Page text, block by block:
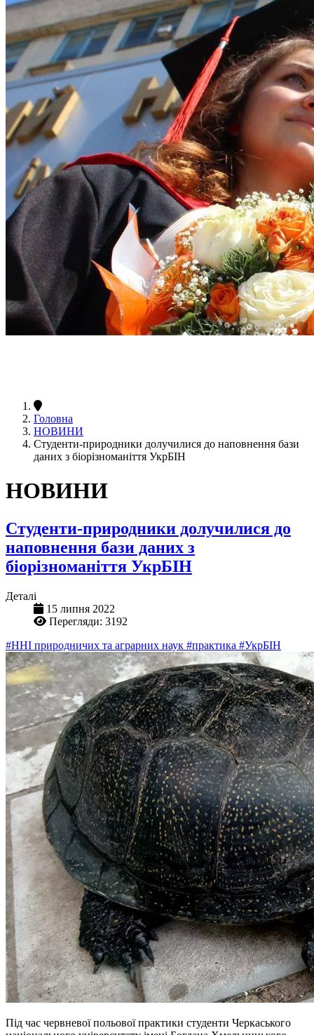
Головна
НОВИНИ
Студенти-природники долучилися до наповнення бази
даних з біорізноманіття УкрБІН
НОВИНИ
Студенти-природники долучилися до
наповнення бази даних з
біорізноманіття УкрБІН
Деталі
15 липня 2022
Перегляди: 3192
#ННІ природничих та аграрних наук #практика #УкрБІН
Під час червневої польової практики студенти Черкаського